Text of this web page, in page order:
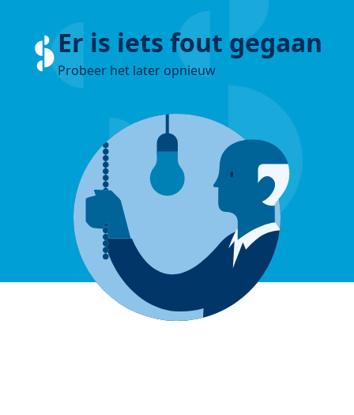
Er is iets fout gegaan
Probeer het later opnieuw